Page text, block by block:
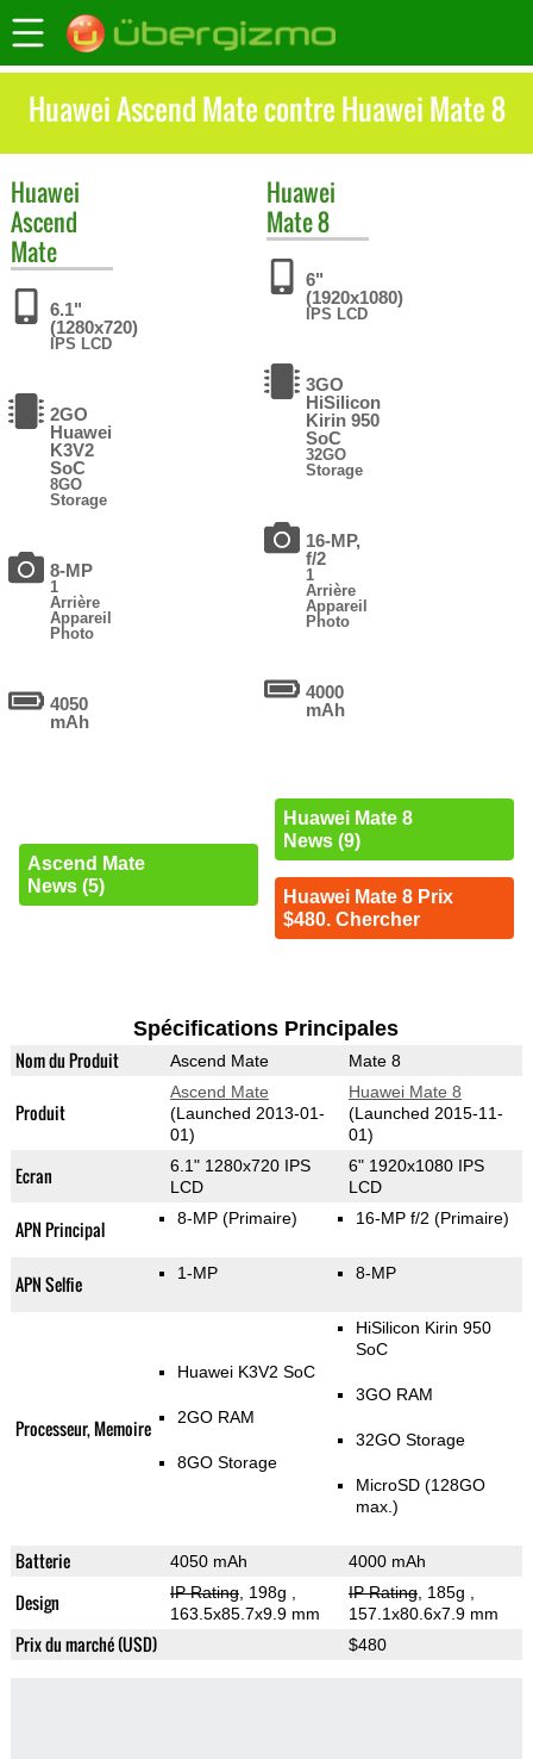
Huawei Ascend Mate contre Huawei Mate 8
Huawei
Ascend
Mate
6.1"
(1280x720)
IPS LCD
2GO
Huawei
K3V2
SoC
8GO
Storage
8-MP
1
Arrière
Appareil
Photo
4050
mAh
Ascend Mate
News (5)
Huawei
Mate 8
6"
(1920x1080)
IPS LCD
3GO
HiSilicon
Kirin 950
SoC
32GO
Storage
16-MP,
f/2
1
Arrière
Appareil
Photo
4000
mAh
Huawei Mate 8
News (9)
Huawei Mate 8 Prix
$480. Chercher
Spécifications Principales
Nom du Produit Ascend Mate Mate 8
Produit
Ascend Mate
(Launched 2013-01-
01)
Huawei Mate 8
(Launched 2015-11-
01)
Ecran
6.1" 1280x720 IPS
LCD
6" 1920x1080 IPS
LCD
APN Principal 8-MP (Primaire) 16-MP f/2 (Primaire)
APN Selfie 1-MP 8-MP
Processeur, Memoire
Huawei K3V2 SoC
2GO RAM
8GO Storage
HiSilicon Kirin 950
SoC
3GO RAM
32GO Storage
MicroSD (128GO
max.)
Batterie 4050 mAh 4000 mAh
Design IP Rating, 198g
163.5x85.7x9.9 mm
IP Rating, 185g
157.1x80.6x7.9 mm
Prix du marché (USD) $480